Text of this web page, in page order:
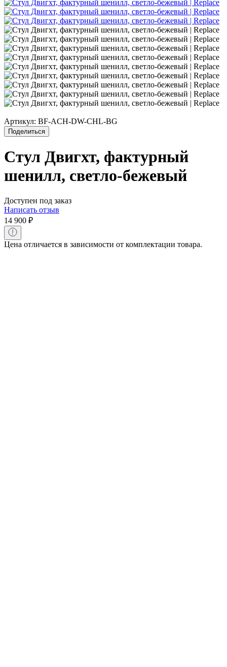
Артикул: BF-ACH-DW-CHL-BG
Поделиться
Стул Двигхт, фактурный
шенилл, светло-бежевый
Доступен под заказ
Написать отзыв
14 900 ₽
Цена отличается в зависимости от комплектации товара.